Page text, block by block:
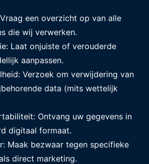
een overzicht op van alle
die wij verwerken.
Laat onjuiste of verouderde
aanpassen.
Verzoek om verwijdering van
data (mits wettelijk
Ontvang uw gegevens in
digitaal formaat.
Maak bezwaar tegen specifieke
direct marketing.